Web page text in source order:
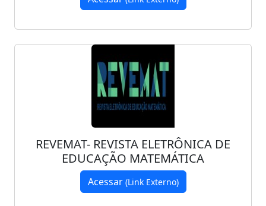
REVEMAT- REVISTA ELETRÔNICA DE
EDUCAÇÃO MATEMÁTICA
Acessar (Link Externo)